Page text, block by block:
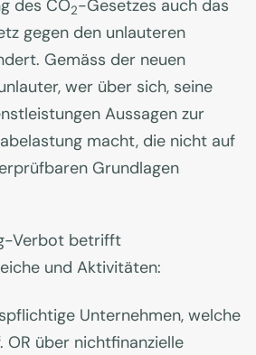
des CO2-Gesetzes auch das
gegen den unlauteren
Gemäss der neuen
wer über sich, seine
Aussagen zur
macht, die nicht auf
Grundlagen
Verbot betrifft
und Aktivitäten:
Unternehmen, welche
OR über nichtfinanzielle